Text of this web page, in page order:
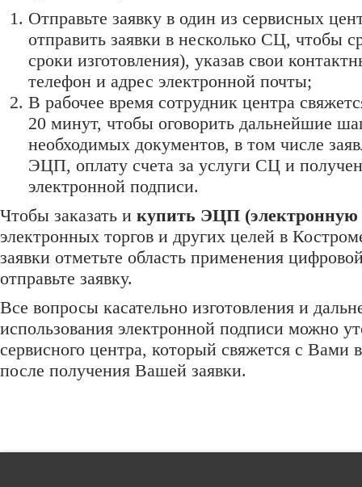
Отправьте заявку в один из сервисных
отправить заявки в несколько СЦ, чтобы
сроки изготовления), указав свои
телефон и адрес электронной почты;
В рабочее время сотрудник центра
20 минут, чтобы оговорить дальнейшие
необходимых документов, в том числе
ЭЦП, оплату счета за услуги СЦ и
электронной подписи.
Чтобы заказать и купить ЭЦП (электронную
электронных торгов и других целей в
заявки отметьте область применения
отправьте заявку.
Все вопросы касательно изготовления и
использования электронной подписи можно
сервисного центра, который свяжется с Вами
после получения Вашей заявки.